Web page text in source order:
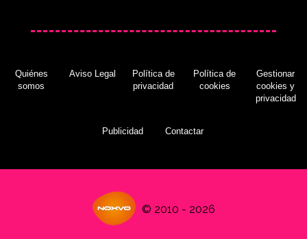
Quiénes
somos
Aviso Legal
Política de
privacidad
Política de
cookies
Gestionar
cookies y
privacidad
Publicidad Contactar
© 2010 - 2026